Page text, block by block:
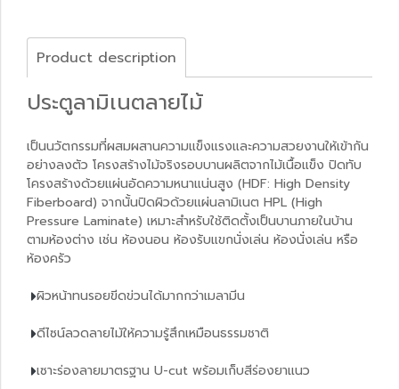
Product description
ประตูลามิเนตลายไม้
เป็นนวัตกรรมที่ผสมผสานความแข็งแรงและความสวยงานให้เข้ากัน
อย่างลงตัว โครงสร้างไม้จริงรอบบานผลิตจากไม้เนื้อแข็ง ปิดทับ
โครงสร้างด้วยแผ่นอัดความหนาแน่นสูง (HDF: High Density
Fiberboard) จากนั้นปิดผิวด้วยแผ่นลามิเนต HPL (High
Pressure Laminate) เหมาะสำหรับใช้ติดตั้งเป็นบานภายในบ้าน
ตามห้องต่าง เช่น ห้องนอน ห้องรับแขกนั่งเล่น ห้องนั่งเล่น หรือ
ห้องครัว
ผิวหน้าทนรอยขีดข่วนได้มากกว่าเมลามีน
ดีไซน์ลวดลายไม้ให้ความรู้สึกเหมือนธรรมชาติ
เซาะร่องลายมาตรฐาน U-cut พร้อมเก็บสีร่องยาแนว